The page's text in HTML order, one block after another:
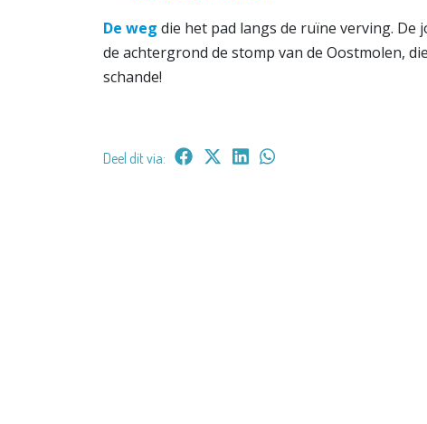
De weg die het pad langs de ruïne verving. De
de achtergrond de stomp van de Oostmolen,
schande!
Deel dit via: